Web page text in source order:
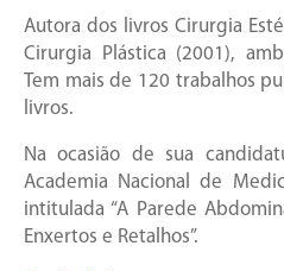
Autora dos livros Cirurgia
Cirurgia Plástica (2001),
Tem mais de 120 trabalhos
livros.
Na ocasião de sua
Academia Nacional de
intitulada “A Parede
Enxertos e Retalhos”.